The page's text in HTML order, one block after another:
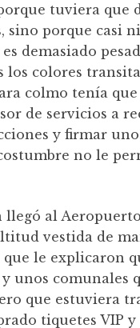
tuviera que
sino porque casi
demasiado
los colores
colmo tenía
de servicios a
y firmar
no le
llegó al
vestida de
le explicaron
unos comunales
que estuviera
tiquetes VIP